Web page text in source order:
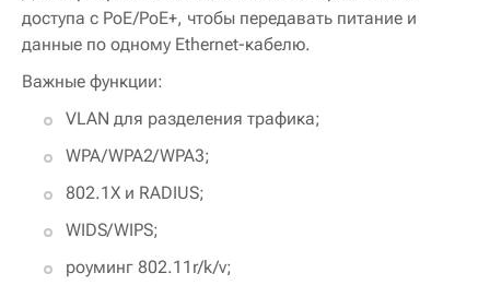
доступа с PoE/PoE+, чтобы передавать питание и
данные по одному Ethernet-кабелю.
Важные функции:
VLAN для разделения трафика;
WPA/WPA2/WPA3;
802.1X и RADIUS;
WIDS/WIPS;
роуминг 802.11r/k/v;